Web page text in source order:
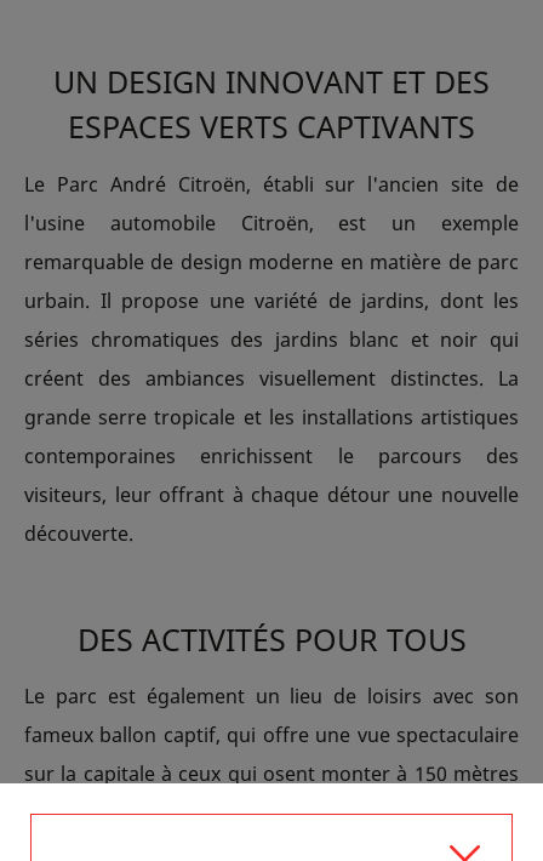
UN DESIGN INNOVANT ET DES
ESPACES VERTS CAPTIVANTS
Le Parc André Citroën, établi sur l'ancien site de
l'usine automobile Citroën, est un exemple
remarquable de design moderne en matière de parc
urbain. Il propose une variété de jardins, dont les
séries chromatiques des jardins blanc et noir qui
créent des ambiances visuellement distinctes. La
grande serre tropicale et les installations artistiques
contemporaines enrichissent le parcours des
visiteurs, leur offrant à chaque détour une nouvelle
découverte.
DES ACTIVITÉS POUR TOUS
Le parc est également un lieu de loisirs avec son
fameux ballon captif, qui offre une vue spectaculaire
sur la capitale à ceux qui osent monter à 150 mètres
d'altitude. Idéal pour les familles, le parc dispose de
zones de jeux pour enfants, de fontaines et de vastes